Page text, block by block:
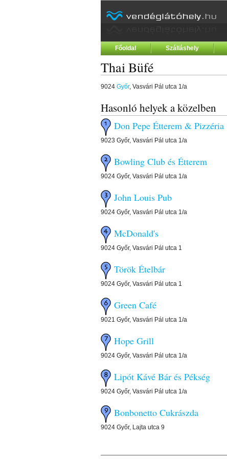
Főoldal Szálláshely
Thai Büfé
9024 Győr, Vasvári Pál utca 1/a
Hasonló helyek a közelben
Don Pepe Étterem & Pizzéria
9023 Győr, Vasvári Pál utca 1/a
Bowling Club és Étterem
9024 Győr, Vasvári Pál utca 1/a
John Louis Pub
9024 Győr, Vasvári Pál utca 1/a
McDonald's
9024 Győr, Vasvári Pál utca 1
Török Ételbár
9024 Győr, Vasvári Pál utca 1
Green Café
9021 Győr, Vasvári Pál utca 1/a
Hope Grill
9024 Győr, Vasvári Pál utca 1/a
Lipót Kávé Bár és Pékség
9024 Győr, Vasvári Pál utca 1/a
Bonbonetto Cukrászda
9024 Győr, Lajta utca 9